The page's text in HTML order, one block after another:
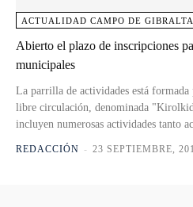
ACTUALIDAD CAMPO DE
Abierto el plazo de inscripciones
municipales
La parrilla de actividades está
libre circulación, denominada
incluyen numerosas actividades tanto
REDACCIÓN - 23 SEPTIEMBRE,